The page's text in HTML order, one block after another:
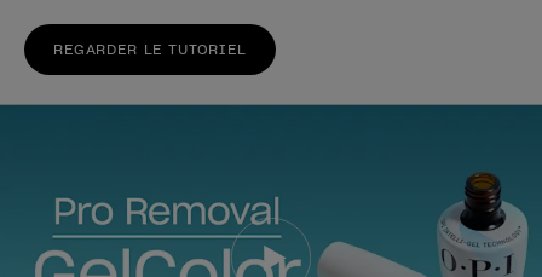
REGARDER LE TUTORIEL